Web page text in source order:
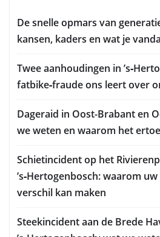
De snelle opmars van
kansen, kaders en wat je
Twee aanhoudingen in
fatbike‑fraude ons leert over
Dageraid in Oost-Brabant en
we weten en waarom het
Schietincident op het
’s‑Hertogenbosch: waarom
verschil kan maken
Steekincident aan de Brede